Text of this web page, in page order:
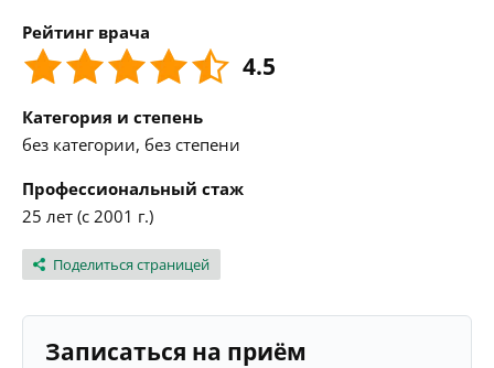
Рейтинг врача
4.5
Категория и степень
без категории, без степени
Профессиональный стаж
25 лет (с 2001 г.)
Поделиться страницей
Записаться на приём